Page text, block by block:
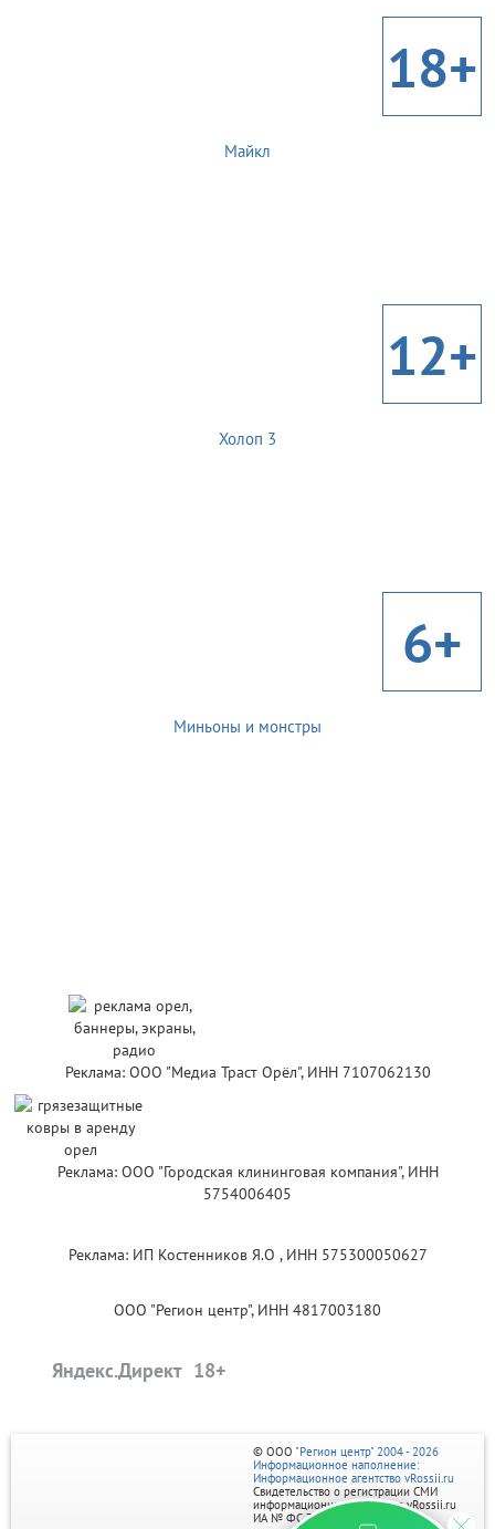
18+
Майкл
12+
Холоп 3
6+
Миньоны и монстры
Реклама: ООО "Медиа Траст Орёл", ИНН 7107062130
Реклама: ООО "Городская клининговая компания", ИНН
5754006405
Реклама: ИП Костенников Я.О , ИНН 575300050627
ООО "Регион центр", ИНН 4817003180
Яндекс.Директ
© ООО "Регион центр" 2004 - 2026
Информационное наполнение:
Информационное агентство vRossii.ru
Свидетельство о регистрации СМИ
информационного агентства vRossii.ru
ИА № ФС 77‑35502